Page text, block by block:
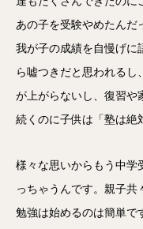
あの子を受験やめたんだ
我が子の成績を自慢げに
ら嘘つきだと思われる
が上がらないし、復習や
続くのに子供は「塾は絶
様々な思いからもう中学
っちゃうんです。親子
勉強は始めるのは簡単で